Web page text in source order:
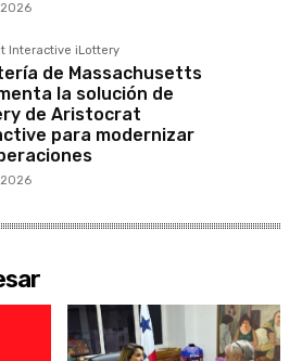
Interactive iLottery
de Massachusetts
la solución de
de Aristocrat
para modernizar